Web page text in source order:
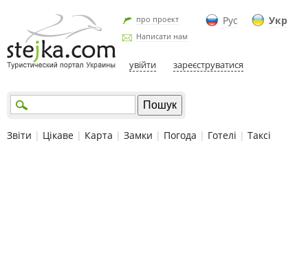
Рус Укр
про проект
Написати нам
увійти зареєструватися
Звіти | Цікаве | Карта | Замки | Погода | Готелі | Таксі